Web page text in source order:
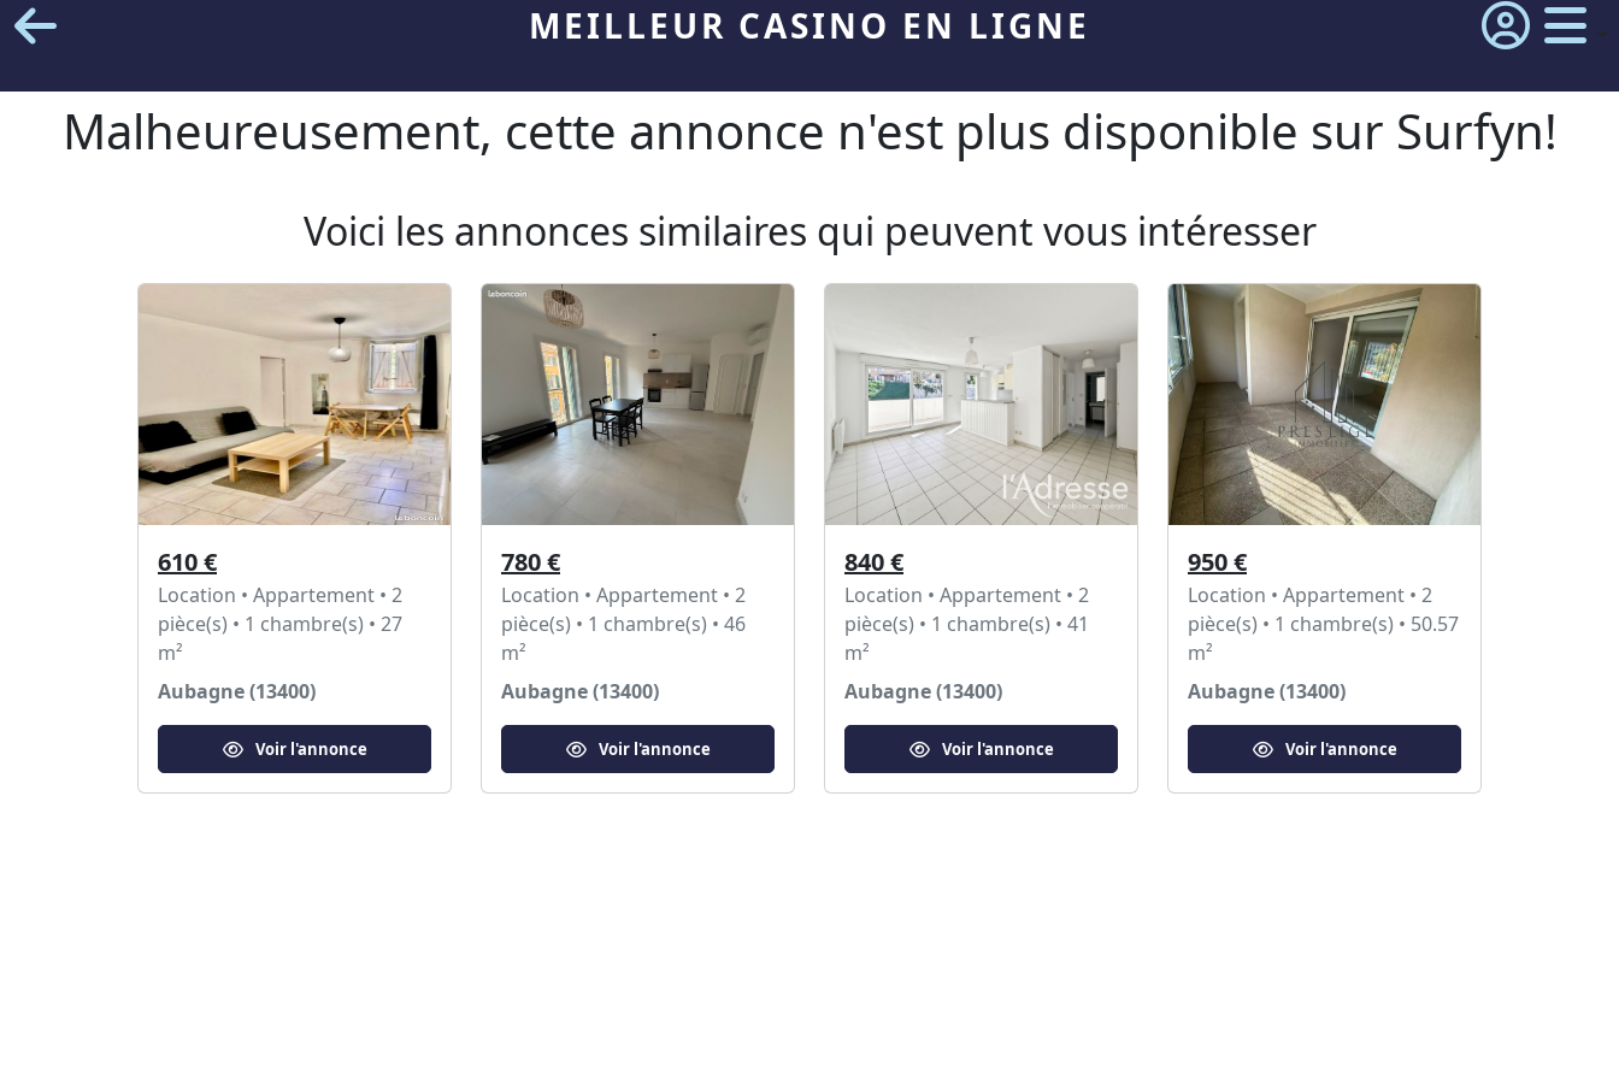
MEILLEUR CASINO EN LIGNE
Malheureusement, cette annonce n'est plus disponible sur Surfyn!
Voici les annonces similaires qui peuvent vous intéresser
610 €
Location • Appartement • 2
pièce(s) • 1 chambre(s) • 27
m²
Aubagne (13400)
Voir l'annonce
780 €
Location • Appartement • 2
pièce(s) • 1 chambre(s) • 46
m²
Aubagne (13400)
Voir l'annonce
840 €
Location • Appartement • 2
pièce(s) • 1 chambre(s) • 41
m²
Aubagne (13400)
Voir l'annonce
950 €
Location • Appartement • 2
pièce(s) • 1 chambre(s) • 50.57
m²
Aubagne (13400)
Voir l'annonce